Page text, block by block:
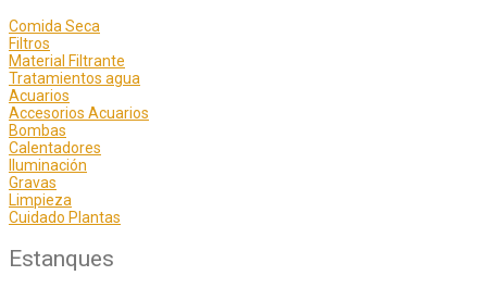
Comida Seca
Filtros
Material Filtrante
Tratamientos agua
Acuarios
Accesorios Acuarios
Bombas
Calentadores
Iluminación
Gravas
Limpieza
Cuidado Plantas
Estanques